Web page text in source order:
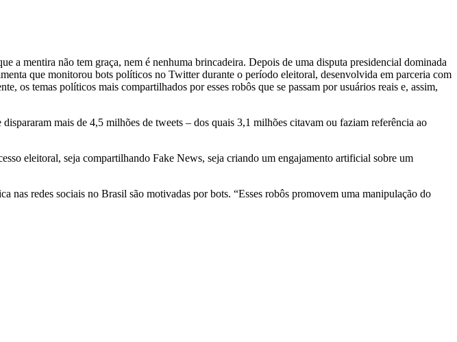
a mentira não tem graça, nem é nenhuma brincadeira. Depois de uma disputa presidencial dominada
que monitorou bots políticos no Twitter durante o período eleitoral, desenvolvida em parceria com
os temas políticos mais compartilhados por esses robôs que se passam por usuários reais e, assim,
mais de 4,5 milhões de tweets – dos quais 3,1 milhões citavam ou faziam referência ao
eleitoral, seja compartilhando Fake News, seja criando um engajamento artificial sobre um
redes sociais no Brasil são motivadas por bots. “Esses robôs promovem uma manipulação do